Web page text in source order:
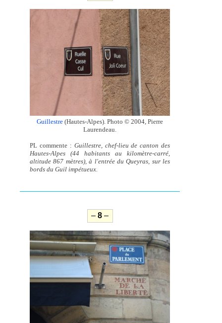
Guillestre (Hautes-Alpes). Photo © 2004, Pierre
Laurendeau.
PL commente : Guillestre, chef-lieu de canton des
Hautes-Alpes (44 habitants au kilomètre-carré,
altitude 867 mètres), à l'entrée du Queyras, sur les
bords du Guil impétueux.
–8 –